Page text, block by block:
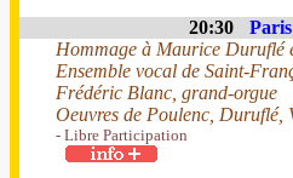
20:30
Hommage à Maurice Duruflé
Ensemble vocal de Saint-
Frédéric Blanc, grand-orgue
Oeuvres de Poulenc, Duruflé,
- Libre Participation